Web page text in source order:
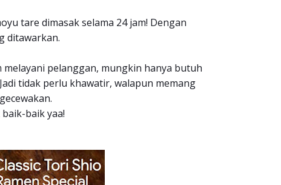
tare dimasak selama 24 jam! Dengan
ditawarkan.
pelanggan, mungkin hanya butuh
tidak perlu khawatir, walapun memang
baik yaa!